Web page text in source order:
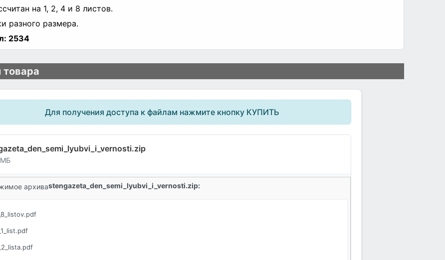
на 1, 2, 4 и 8 листов.
разного размера.
2534
Для получения доступа к файлам нажмите кнопку КУПИТЬ
МБ
архиваstengazeta_den_semi_lyubvi_i_vernosti.zip: